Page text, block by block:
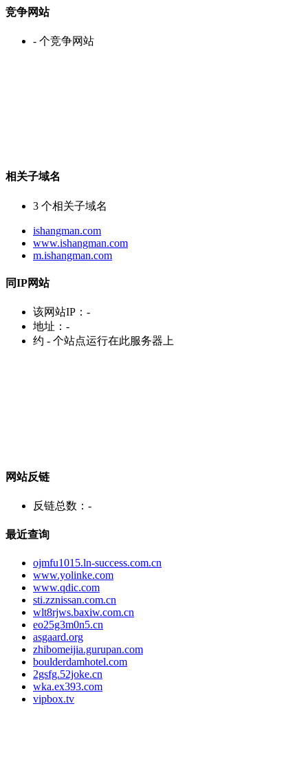
竞争网站
- 个竞争网站
相关子域名
3 个相关子域名
ishangman.com
www.ishangman.com
m.ishangman.com
同IP网站
该网站IP： -
地址： -
约 - 个站点运行在此服务器上
网站反链
反链总数： -
最近查询
ojmfu1015.ln-success.com.cn
www.yolinke.com
www.qdic.com
sti.zznissan.com.cn
wlt8rjws.baxiw.com.cn
eo25g3m0n5.cn
asgaard.org
zhibomeijia.gurupan.com
boulderdamhotel.com
2gsfg.52joke.cn
wka.ex393.com
vipbox.tv